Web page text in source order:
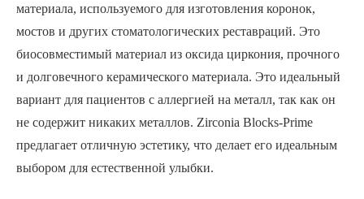
материала, используемого для изготовления коронок,
мостов и других стоматологических реставраций. Это
биосовместимый материал из оксида циркония, прочного
и долговечного керамического материала. Это идеальный
вариант для пациентов с аллергией на металл, так как он
не содержит никаких металлов. Zirconia Blocks-Prime
предлагает отличную эстетику, что делает его идеальным
выбором для естественной улыбки.